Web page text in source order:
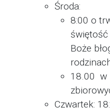
Środa:
8:00 o
świętość
Boże
18.00 w
Czwartek: